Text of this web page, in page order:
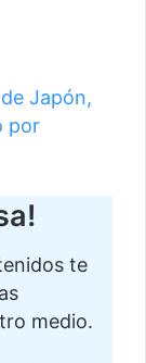
Japón,
por
te
medio.